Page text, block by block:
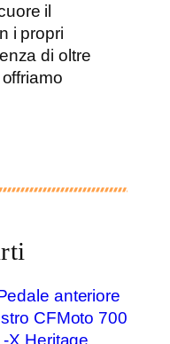
il
i propri
di oltre